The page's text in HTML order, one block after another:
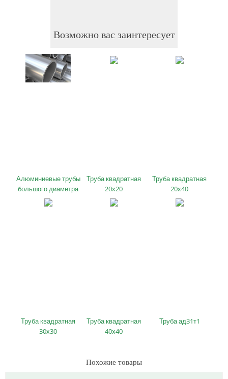
Возможно вас заинтересует
Алюминиевые трубы
большого диаметра
Труба квадратная
20х20
Труба квадратная
20х40
Труба квадратная
30х30
Труба квадратная
40х40
Труба ад31т1
Похожие товары